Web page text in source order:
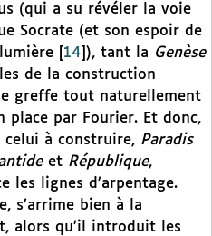
(qui a su révéler la voie
Socrate (et son espoir de
14 ), tant la Genèse
de la construction
greffe tout naturellement
place par Fourier. Et donc,
à construire, Paradis
et République,
les lignes d’arpentage.
s’arrime bien à la
alors qu’il introduit les